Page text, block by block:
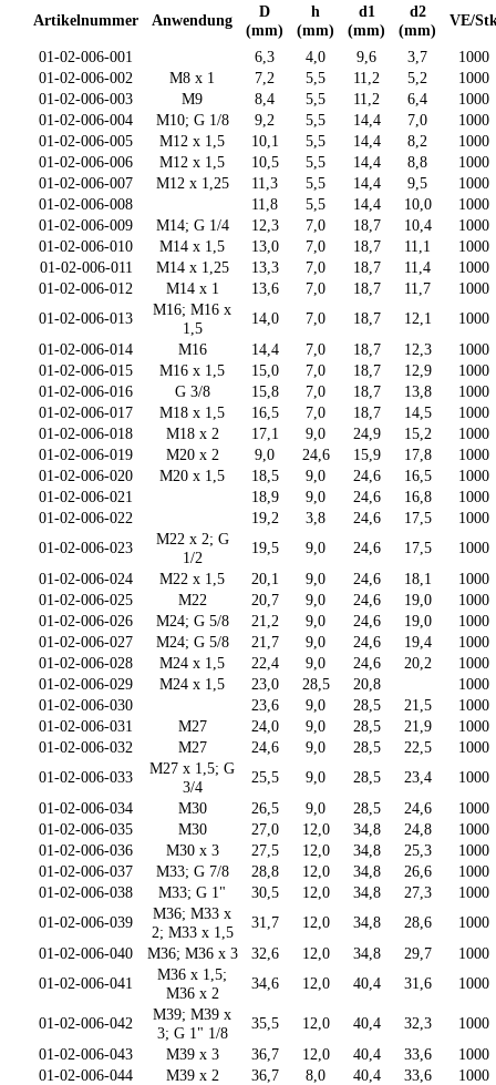
Artikelnummer Anwendung
D
(mm)
h
(mm)
d1
(mm)
d2
(mm)
VE/
01-02-006-001 6,3 4,0 9,6 3,7
1000
01-02-006-002
M8 x 1 7,2 5,5 11,2 5,2
1000
01-02-006-003
M9 8,4 5,5 11,2 6,4
1000
01-02-006-004
M10; G 1/8 9,2 5,5 14,4 7,0
1000
01-02-006-005
M12 x 1,5 10,1 5,5 14,4 8,2
1000
01-02-006-006
M12 x 1,5 10,5 5,5 14,4 8,8
1000
01-02-006-007
M12 x 1,25 11,3 5,5 14,4 9,5
1000
01-02-006-008
11,8 5,5 14,4 10,0
1000
01-02-006-009
M14; G 1/4 12,3 7,0 18,7 10,4
1000
01-02-006-010
M14 x 1,5 13,0 7,0 18,7 11,1
1000
01-02-006-011
M14 x 1,25 13,3 7,0 18,7 11,4
1000
01-02-006-012
M14 x 1 13,6 7,0 18,7 11,7
1000
01-02-006-013
M16; M16 x
1,5
14,0 7,0 18,7 12,1
1000
01-02-006-014
M16 14,4 7,0 18,7 12,3
1000
01-02-006-015
M16 x 1,5 15,0 7,0 18,7 12,9
1000
01-02-006-016
G 3/8 15,8 7,0 18,7 13,8
1000
01-02-006-017
M18 x 1,5 16,5 7,0 18,7 14,5
1000
01-02-006-018
M18 x 2 17,1 9,0 24,9 15,2
1000
01-02-006-019
M20 x 2 9,0 24,6 15,9 17,8
1000
01-02-006-020
M20 x 1,5 18,5 9,0 24,6 16,5
1000
01-02-006-021
18,9 9,0 24,6 16,8
1000
01-02-006-022
19,2 3,8 24,6 17,5
1000
01-02-006-023
M22 x 2; G
1/2
19,5 9,0 24,6 17,5
1000
01-02-006-024
M22 x 1,5 20,1 9,0 24,6 18,1
1000
01-02-006-025
M22 20,7 9,0 24,6 19,0
1000
01-02-006-026
M24; G 5/8 21,2 9,0 24,6 19,0
1000
01-02-006-027
M24; G 5/8 21,7 9,0 24,6 19,4
1000
01-02-006-028
M24 x 1,5 22,4 9,0 24,6 20,2
1000
01-02-006-029
M24 x 1,5 23,0 28,5 20,8
1000
01-02-006-030
23,6 9,0 28,5 21,5
1000
01-02-006-031
M27 24,0 9,0 28,5 21,9
1000
01-02-006-032
M27 24,6 9,0 28,5 22,5
1000
01-02-006-033
M27 x 1,5; G
3/4
25,5 9,0 28,5 23,4
1000
01-02-006-034
M30 26,5 9,0 28,5 24,6
1000
01-02-006-035
M30 27,0 12,0 34,8 24,8
1000
01-02-006-036
M30 x 3 27,5 12,0 34,8 25,3
1000
01-02-006-037
M33; G 7/8 28,8 12,0 34,8 26,6
1000
01-02-006-038
M33; G 1" 30,5 12,0 34,8 27,3
1000
01-02-006-039
M36; M33 x
2; M33 x 1,5
31,7 12,0 34,8 28,6
1000
01-02-006-040
M36; M36 x 3 32,6 12,0 34,8 29,7
1000
01-02-006-041
M36 x 1,5;
M36 x 2
34,6 12,0 40,4 31,6 1000
01-02-006-042
M39; M39 x
3; G 1" 1/8
35,5 12,0 40,4 32,3
1000
01-02-006-043
M39 x 3 36,7 12,0 40,4 33,6
1000
01-02-006-044
M39 x 2 36,7 8,0 40,4 33,6 1000